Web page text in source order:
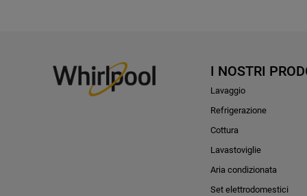
I NOSTRI
Lavaggio
Refrigerazione
Cottura
Lavastoviglie
Aria condizionata
Set elettrodomestici